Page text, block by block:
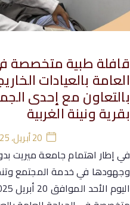
قافلة طبية متخصصة
العامة بالعيادات
بالتعاون مع إحدى
بقرية ونينة الغربية
20 أبريل، 2025
في إطار اهتمام جامعة ميريت
وجهودها في خدمة المجتمع